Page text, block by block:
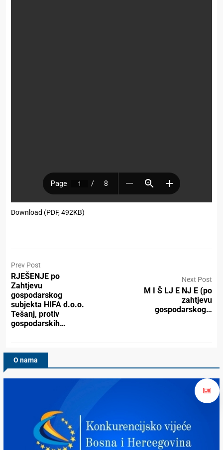
Download (PDF, 492KB)
Prev Post
RJEŠENJE po
Zahtjevu
gospodarskog
subjekta HIFA d.o.o.
Tešanj, protiv
gospodarskih…
Next Post
M I Š LJ E NJ E (po
zahtjevu
gospodarskog…
O nama